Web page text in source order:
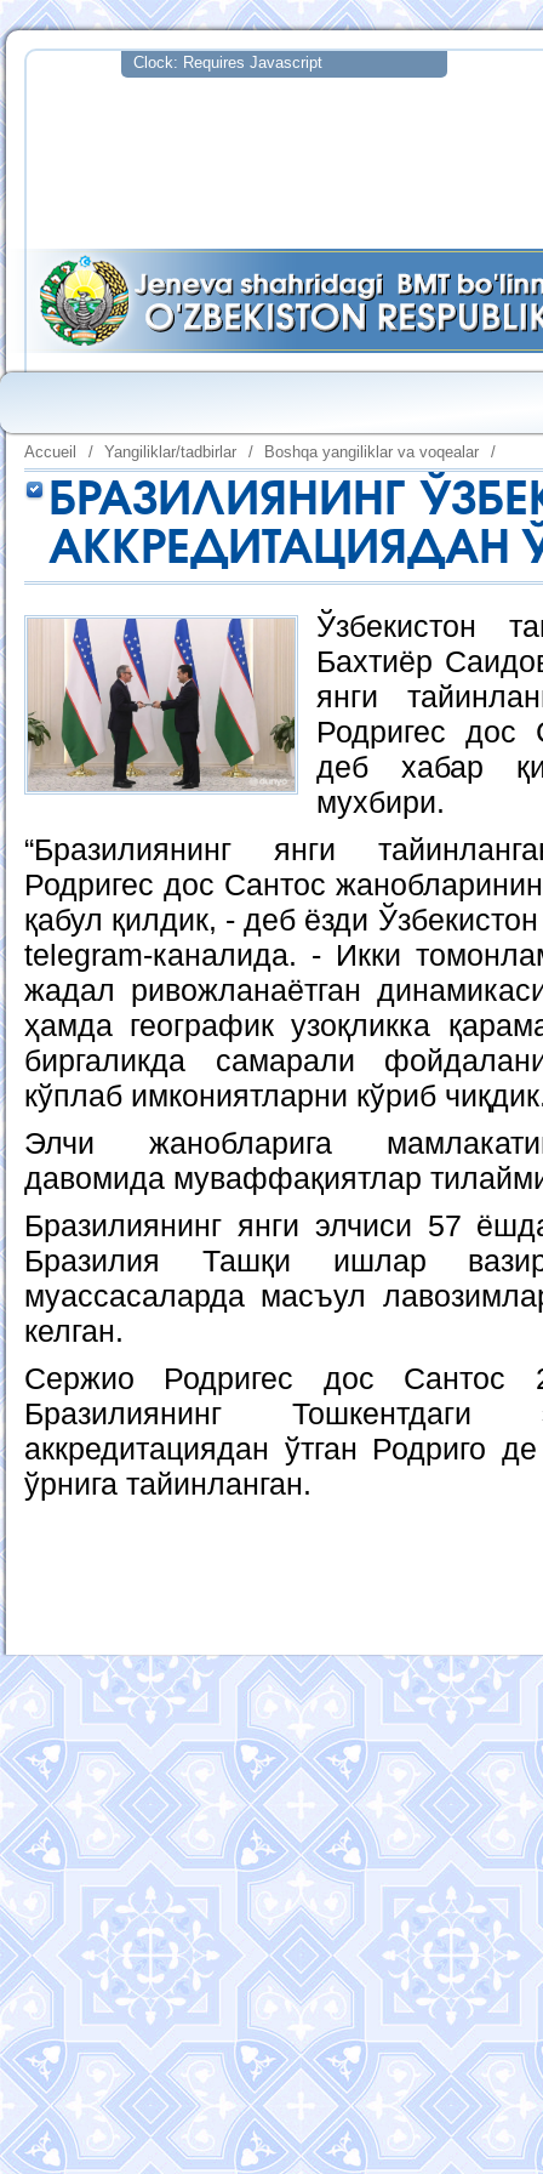
Accueil / Yangiliklar/tadbirlar / Boshqa yangiliklar va voqealar /
БРАЗИЛИЯНИНГ
АККРЕДИТАЦИЯДАН
Ўзбекистон
Бахтиёр
янги
Родригес дос
деб хабар
мухбири.
“Бразилиянинг янги
Родригес дос Сантос
қабул қилдик, - деб ёзди
telegram-каналида. - Икки
жадал ривожланаётган
ҳамда географик узоқликка
биргаликда самарали
кўплаб имкониятларни кўриб
Элчи жанобларига
давомида муваффақиятлар
Бразилиянинг янги элчиси 57
Бразилия Ташқи ишлар
муассасаларда масъул
келган.
Сержио Родригес дос Сантос
Бразилиянинг Тошкентдаги
аккредитациядан ўтган Родриго
ўрнига тайинланган.